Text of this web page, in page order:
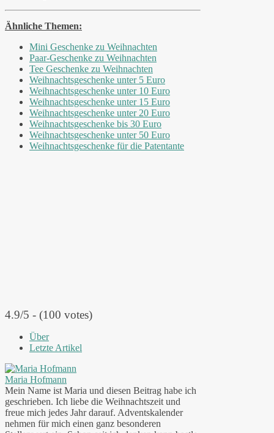
Ähnliche Themen:
Mini Geschenke zu Weihnachten
Paar-Geschenke zu Weihnachten
Tee Geschenke zu Weihnachten
Weihnachtsgeschenke unter 5 Euro
Weihnachtsgeschenke unter 10 Euro
Weihnachtsgeschenke unter 15 Euro
Weihnachtsgeschenke unter 20 Euro
Weihnachtsgeschenke bis 30 Euro
Weihnachtsgeschenke unter 50 Euro
Weihnachtsgeschenke für die Patentante
4.9/5 - (100 votes)
Über
Letzte Artikel
Maria Hofmann
Mein Name ist Maria und diesen Beitrag habe ich
geschrieben. Ich liebe die Weihnachtszeit und
freue mich jedes Jahr darauf. Adventskalender
nehmen für mich einen ganz besonderen